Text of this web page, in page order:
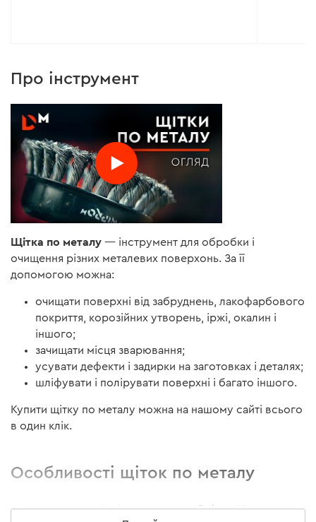
Про інструмент
Щітка по металу — інструмент для обробки і
очищення різних металевих поверхонь. За її
допомогою можна:
очищати поверхні від забруднень, лакофарбового
покриття, корозійних утворень, іржі, окалин і
іншого;
зачищати місця зварювання;
усувати дефекти і задирки на заготовках і деталях;
шліфувати і полірувати поверхні і багато іншого.
Купити щітку по металу можна на нашому сайті всього
в один клік.
Особливості щіток по металу
До особливостей щіток по металу Dnipro-M можна